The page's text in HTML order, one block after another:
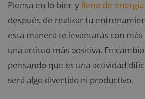
Piensa en lo bien y lleno de energía
después de realizar tu
esta manera te levantarás con
una actitud más positiva. En
pensando que es una actividad
será algo divertido ni productivo.